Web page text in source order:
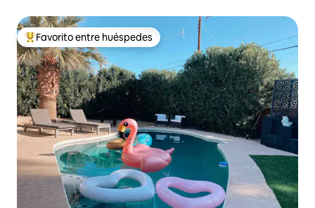
Favorito entre huéspedes preferido
Favorito entre huéspedes